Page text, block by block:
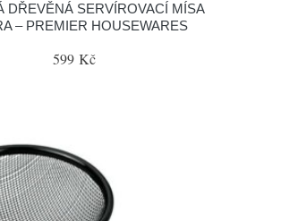
DŘEVĚNÁ SERVÍROVACÍ MÍSA
– PREMIER HOUSEWARES
599 Kč